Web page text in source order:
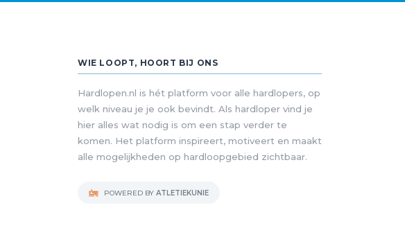
WIE LOOPT, HOORT BIJ ONS
Hardlopen.nl is hét platform voor alle hardlopers, op
welk niveau je je ook bevindt. Als hardloper vind je
hier alles wat nodig is om een stap verder te
komen. Het platform inspireert, motiveert en maakt
alle mogelijkheden op hardloopgebied zichtbaar.
POWERED BY ATLETIEKUNIE